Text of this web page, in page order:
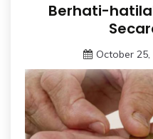
Berhati-
October 25,